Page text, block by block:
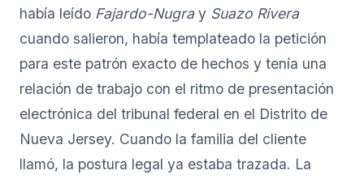
había leído Fajardo-Nugray Suazo Rivera
cuando salieron, había templateado la petición
para este patrón exacto de hechos y tenía una
relación de trabajo con el ritmo de presentación
electrónica del tribunal federal en el Distrito de
Nueva Jersey. Cuando la familia del cliente
llamó, la postura legal ya estaba trazada. La